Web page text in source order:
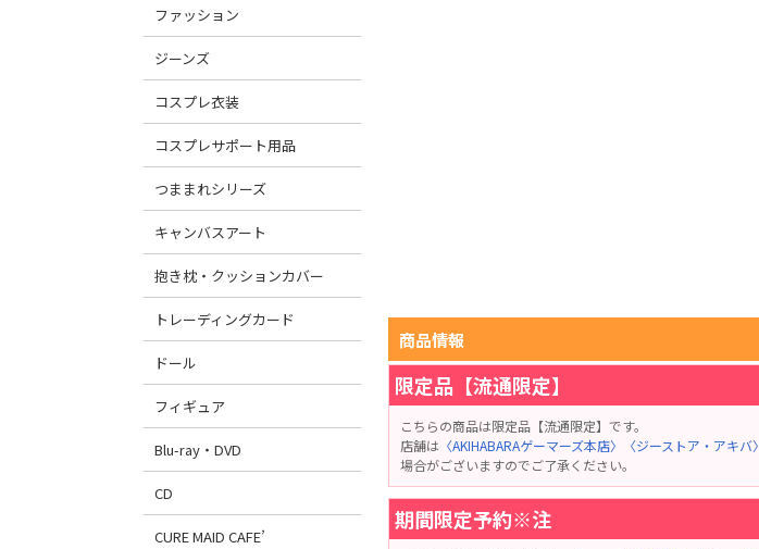
ファッション
ジーンズ
コスプレ衣装
コスプレサポート用品
つままれシリーズ
キャンバスアート
抱き枕・クッションカバー
トレーディングカード
ドール
フィギュア
Blu-ray・DVD
CD
CURE MAID CAFE’
商品情報
限定品【流通限定】
こちらの商品は限定品【流通限定】です。
店舗は 〈AKIHABARAゲーマーズ本店〉 〈ジーストア・アキバ〉
場合がございますのでご了承ください。
期間限定予約※注